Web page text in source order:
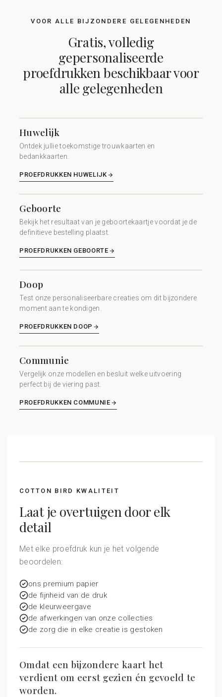
VOOR ALLE BIJZONDERE GELEGENHEDEN
Gratis, volledig
gepersonaliseerde
proefdrukken beschikbaar voor
alle gelegenheden
Huwelijk
Ontdek jullie toekomstige trouwkaarten en
bedankkaarten.
PROEFDRUKKEN HUWELIJK
Geboorte
Bekijk het resultaat van je geboortekaartje voordat je de
definitieve bestelling plaatst.
PROEFDRUKKEN GEBOORTE
Doop
Test onze personaliseerbare creaties om dit bijzondere
moment aan te kondigen.
PROEFDRUKKEN DOOP
Communie
Vergelijk onze modellen en besluit welke uitvoering
perfect bij de viering past.
PROEFDRUKKEN COMMUNIE
COTTON BIRD KWALITEIT
Laat je overtuigen door elk
detail
Met elke proefdruk kun je het volgende
beoordelen:
ons premium papier
de fijnheid van de druk
de kleurweergave
de afwerkingen van onze collecties
de zorg die in elke creatie is gestoken
Omdat een bijzondere kaart het
verdient om eerst gezien én gevoeld te
worden.